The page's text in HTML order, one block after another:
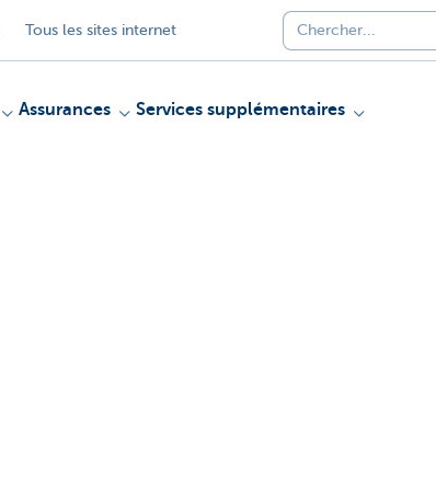
Tous les sites internet
Assurances Services supplémentaires